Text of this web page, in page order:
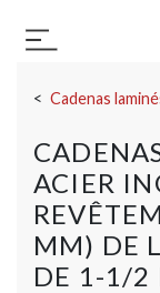
Basculer la
Cadenas
ACIER
MM) DE
DE 1-1/2